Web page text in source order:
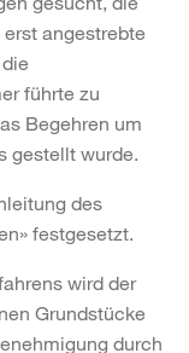
angestrebte
führte zu
Begehren um
gestellt wurde.
des
festgesetzt.
wird der
Grundstücke
durch